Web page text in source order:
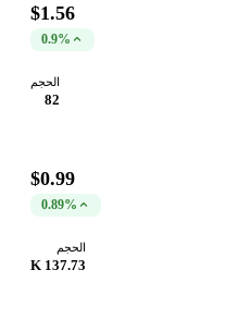
$1.56
0.9%
الحجم
82
$0.99
0.89%
الحجم
137.73 K